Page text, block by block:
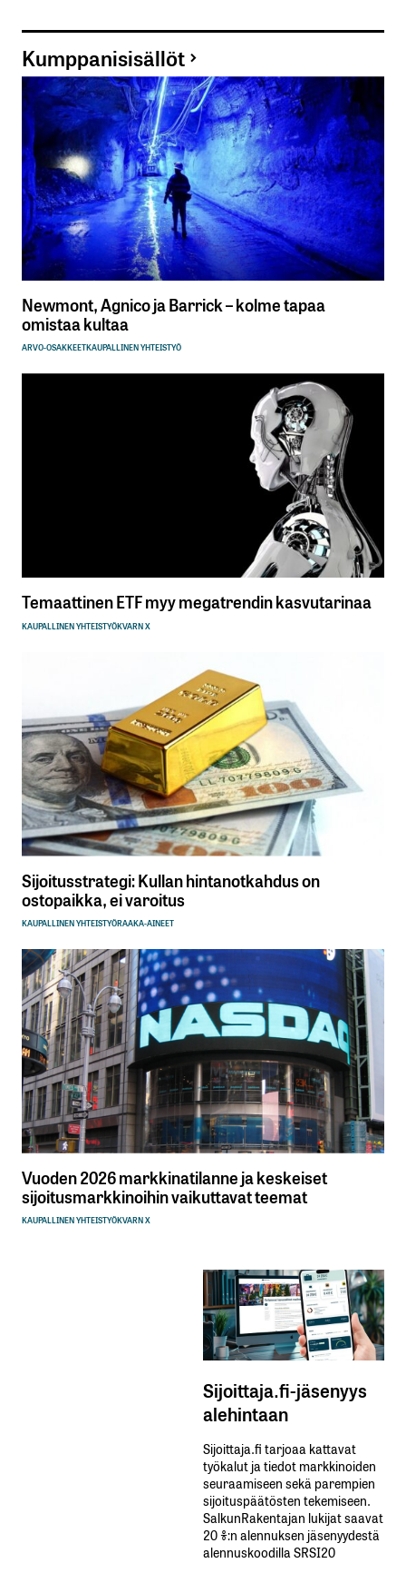
Kumppanisisällöt
Newmont, Agnico ja Barrick – kolme tapaa
omistaa kultaa
ARVO-OSAKKEETKAUPALLINEN YHTEISTYÖ
Temaattinen ETF myy megatrendin kasvutarinaa
KAUPALLINEN YHTEISTYÖKVARN X
Sijoitusstrategi: Kullan hintanotkahdus on
ostopaikka, ei varoitus
KAUPALLINEN YHTEISTYÖRAAKA-AINEET
Vuoden 2026 markkinatilanne ja keskeiset
sijoitusmarkkinoihin vaikuttavat teemat
KAUPALLINEN YHTEISTYÖKVARN X
Sijoittaja.fi-jäsenyys
alehintaan
Sijoittaja.fi tarjoaa kattavat
työkalut ja tiedot markkinoiden
seuraamiseen sekä parempien
sijoituspäätösten tekemiseen.
SalkunRakentajan lukijat saavat
20 %:n alennuksen jäsenyydestä
alennuskoodilla SRSI20